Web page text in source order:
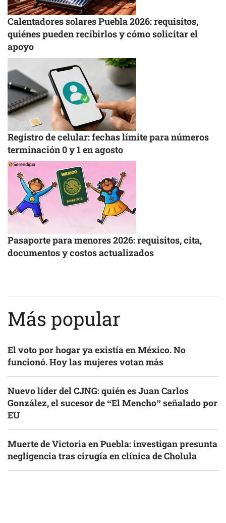
Calentadores solares Puebla 2026: requisitos,
quiénes pueden recibirlos y cómo solicitar el
apoyo
Registro de celular: fechas límite para números
terminación 0 y 1 en agosto
Pasaporte para menores 2026: requisitos, cita,
documentos y costos actualizados
Más popular
El voto por hogar ya existía en México. No
funcionó. Hoy las mujeres votan más
Nuevo líder del CJNG: quién es Juan Carlos
González, el sucesor de “El Mencho” señalado por
EU
Muerte de Victoria en Puebla: investigan presunta
negligencia tras cirugía en clínica de Cholula